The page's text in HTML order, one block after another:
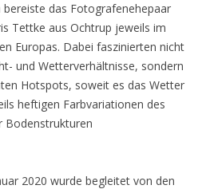
das Fotografenehepaar
Tettke aus Ochtrup jeweils im
Europas. Dabei faszinierten nicht
und Wetterverhältnisse, sondern
Hotspots, soweit es das Wetter
heftigen Farbvariationen des
Bodenstrukturen
2020 wurde begleitet von den